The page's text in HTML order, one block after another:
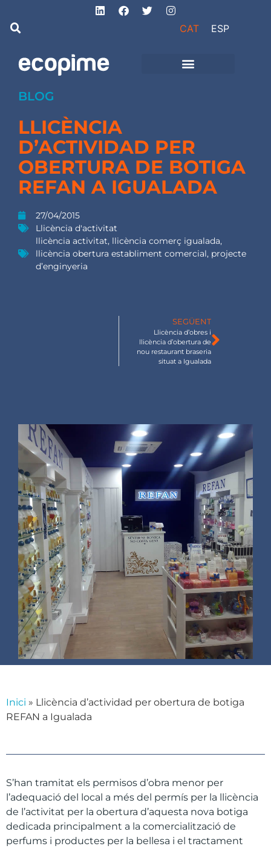
CAT ESP
BLOG
LLICÈNCIA
D’ACTIVIDAD PER
OBERTURA DE BOTIGA
REFAN A IGUALADA
27/04/2015
Llicència d'activitat
llicència activitat, llicència comerç igualada,
llicència obertura establiment comercial, projecte
d’enginyeria
SEGÜENT
Llicència d’obres i
llicència d’obertura de
nou restaurant braseria
situat a Igualada
Inici » Llicència d’actividad per obertura de botiga
REFAN a Igualada
S’han tramitat els permisos d’obra menor per
l’adequació del local a més del permís per la llicència
de l’activitat per la obertura d’aquesta nova botiga
dedicada principalment a la comercialització de
perfums i productes per la bellesa i el tractament